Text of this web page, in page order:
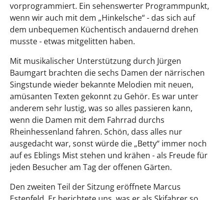
vorprogrammiert. Ein sehenswerter Programmpunkt,
wenn wir auch mit dem „Hinkelsche“ - das sich auf
dem unbequemen Küchentisch andauernd drehen
musste - etwas mitgelitten haben.
Mit musikalischer Unterstützung durch Jürgen
Baumgart brachten die sechs Damen der närrischen
Singstunde wieder bekannte Melodien mit neuen,
amüsanten Texten gekonnt zu Gehör. Es war unter
anderem sehr lustig, was so alles passieren kann,
wenn die Damen mit dem Fahrrad durchs
Rheinhessenland fahren. Schön, dass alles nur
ausgedacht war, sonst würde die „Betty“ immer noch
auf es Eblings Mist stehen und krähen - als Freude für
jeden Besucher am Tag der offenen Gärten.
Den zweiten Teil der Sitzung eröffnete Marcus